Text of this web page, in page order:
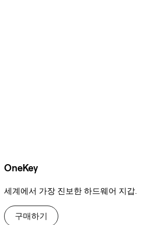
OneKey
세계에서 가장 진보한 하드웨어 지갑.
구매하기